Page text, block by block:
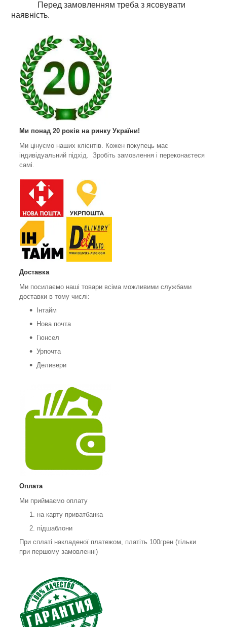
Перед замовленням треба з ясовувати
наявність.
Ми понад 20 років на ринку України!
Ми цінуємо наших клієнтів. Кожен покупець має
індивідуальний підхід. Зробіть замовлення і переконаєтеся
самі.
Доставка
Ми посилаємо наші товари всіма можливими службами
доставки в тому числі:
Інтайм
Нова почта
Гюнсел
Урпочта
Деливери
Оплата
Ми приймаємо оплату
на карту приватбанка
підшаблони
При сплаті накладеної платежом, платіть 100грен (тільки
при першому замовленні)